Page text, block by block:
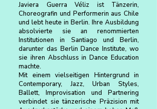
Javiera Guerra Véliz ist Tänzerin,
Choreografin und Performerin aus Chile
und lebt heute in Berlin. Ihre Ausbildung
absolvierte sie an renommierten
Institutionen in Santiago und Berlin,
darunter das Berlin Dance Institute, wo
sie ihren Abschluss in Dance Education
machte.
Mit einem vielseitigen Hintergrund in
Contemporary, Jazz, Urban Styles,
Ballett, Improvisation und Partnering
verbindet sie tänzerische Präzision mit